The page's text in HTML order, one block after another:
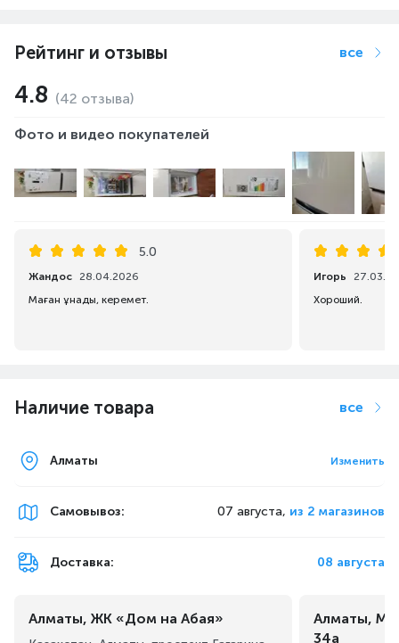
Рейтинг и отзывы все
4.8 (42 отзыва)
Фото и видео покупателей
5.0
Жандос 28.04.2026
Маған ұнады, керемет.
Игорь
Хороший.
Наличие товара все
Алматы Изменить
Самовывоз: 07 августа, из 2 магазинов
Доставка: 08 августа
Алматы, ЖК «Дом на Абая»
Алматы,
34а